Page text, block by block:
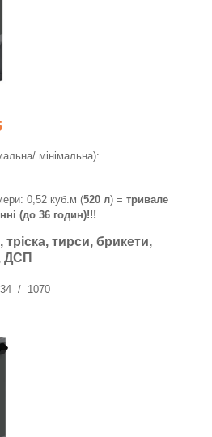
мінімальна):
0,52 куб.м (520 л) = тривале
(до 36 годин)!!!
тріска, тирси, брикети,
ДСП
/ 1070